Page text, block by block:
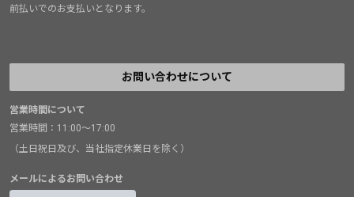
前払いでのお支払いとなります。
お問い合わせについて
営業時間について
営業時間：11:00～17:00
（土日祝日及び、当社指定休業日を除く）
メールによるお問い合わせ